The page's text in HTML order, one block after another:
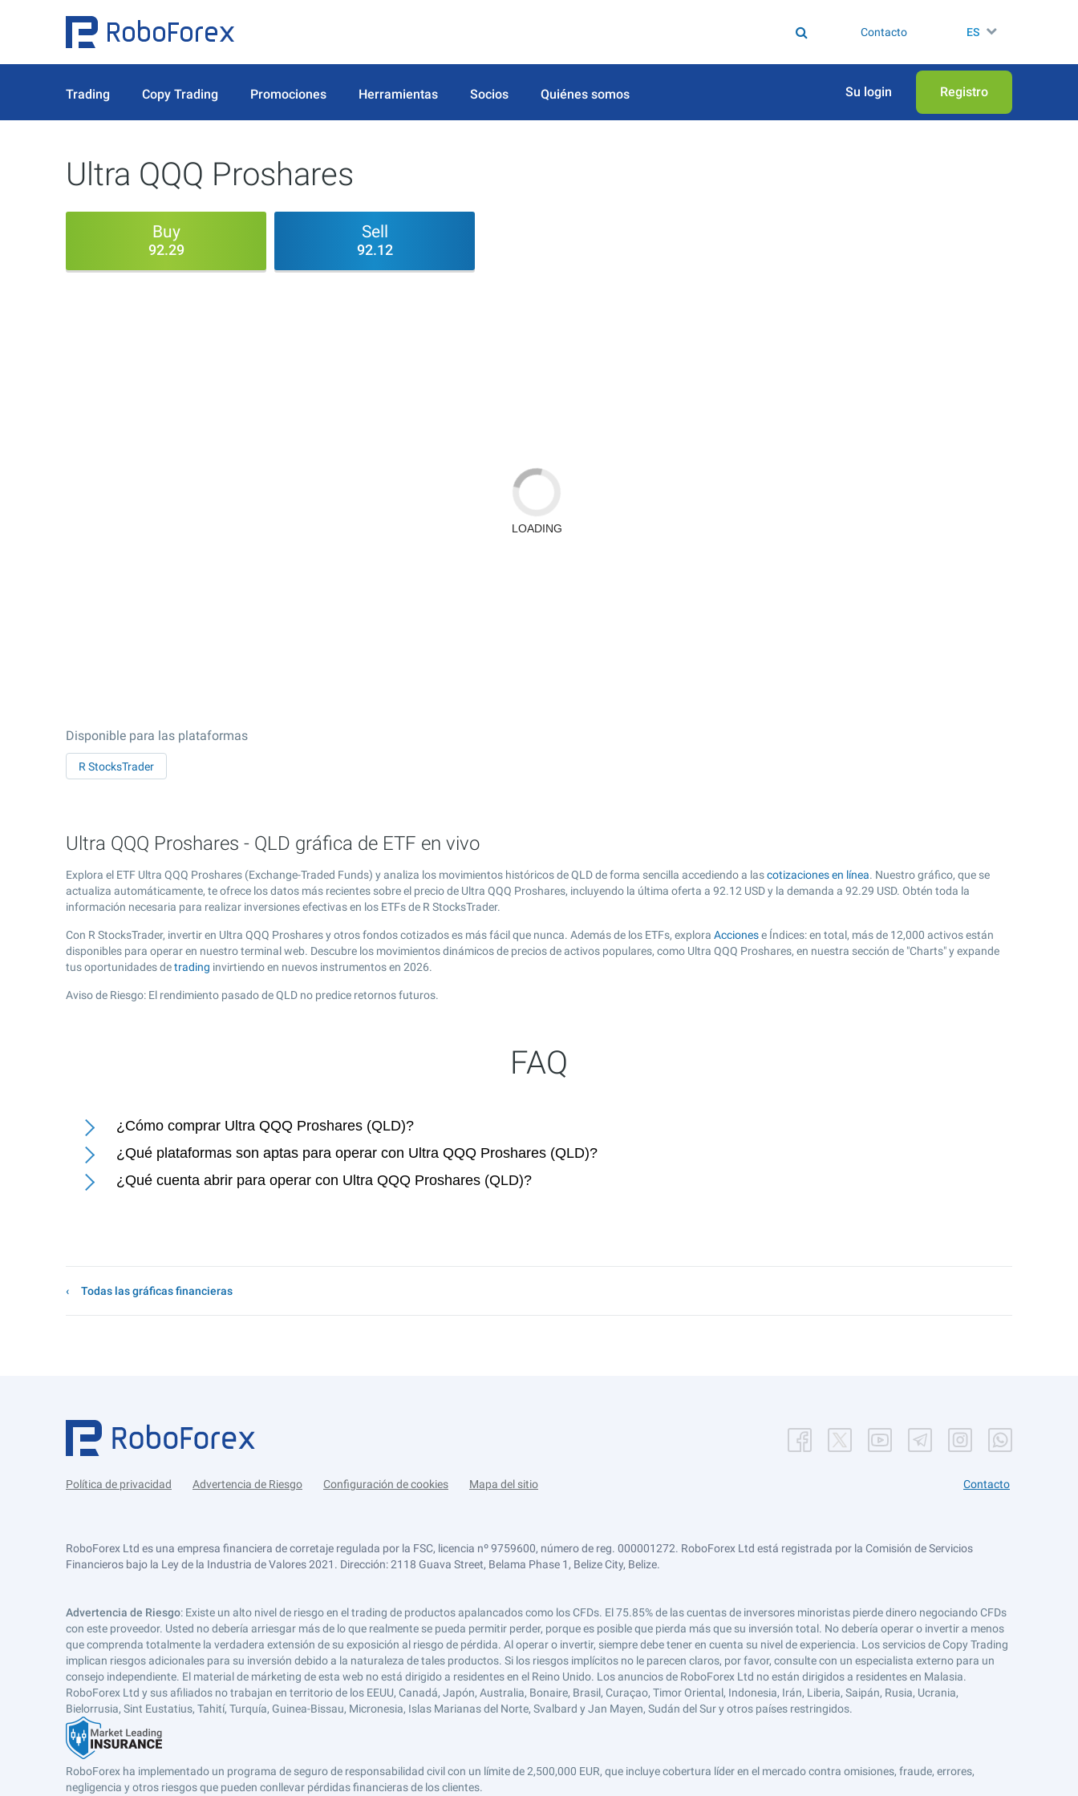
Contacto ES
Trading Copy Trading Promociones Herramientas Socios Quiénes somos Su login Registro
Ultra QQQ Proshares
Buy
92.29
Sell
92.12
Disponible para las plataformas
R StocksTrader
Ultra QQQ Proshares - QLD gráfica de ETF en vivo
Explora el ETF Ultra QQQ Proshares (Exchange-Traded Funds) y analiza los movimientos históricos de QLD de forma sencilla accediendo a lascotizaciones en línea. Nuestro gráfico, que se
actualiza automáticamente, te ofrece los datos más recientes sobre el precio de Ultra QQQ Proshares, incluyendo la última oferta a 92.12 USD y la demanda a 92.29 USD. Obtén toda la
información necesaria para realizar inversiones efectivas en los ETFs de R StocksTrader.
Con R StocksTrader, invertir en Ultra QQQ Proshares y otros fondos cotizados es más fácil que nunca. Además de los ETFs, explora Accionese Índices: en total, más de 12,000 activos están
disponibles para operar en nuestro terminal web. Descubre los movimientos dinámicos de precios de activos populares, como Ultra QQQ Proshares, en nuestra sección de "Charts" y expande
tus oportunidades detrading invirtiendo en nuevos instrumentos en 2026.
Aviso de Riesgo: El rendimiento pasado de QLD no predice retornos futuros.
FAQ
¿Cómo comprar Ultra QQQ Proshares (QLD)?
¿Qué plataformas son aptas para operar con Ultra QQQ Proshares (QLD)?
¿Qué cuenta abrir para operar con Ultra QQQ Proshares (QLD)?
Todas las gráficas financieras
Política de privacidad Advertencia de Riesgo Configuración de cookies Mapa del sitio Contacto
RoboForex Ltd es una empresa financiera de corretaje regulada por la FSC, licencia nº 9759600, número de reg. 000001272. RoboForex Ltd está registrada por la Comisión de Servicios
Financieros bajo la Ley de la Industria de Valores 2021. Dirección: 2118 Guava Street, Belama Phase 1, Belize City, Belize.
Advertencia de Riesgo: Existe un alto nivel de riesgo en el trading de productos apalancados como los CFDs. El 75.85% de las cuentas de inversores minoristas pierde dinero negociando CFDs
con este proveedor. Usted no debería arriesgar más de lo que realmente se pueda permitir perder, porque es posible que pierda más que su inversión total. No debería operar o invertir a menos
que comprenda totalmente la verdadera extensión de su exposición al riesgo de pérdida. Al operar o invertir, siempre debe tener en cuenta su nivel de experiencia. Los servicios de Copy Trading
implican riesgos adicionales para su inversión debido a la naturaleza de tales productos. Si los riesgos implícitos no le parecen claros, por favor, consulte con un especialista externo para un
consejo independiente. El material de márketing de esta web no está dirigido a residentes en el Reino Unido. Los anuncios de RoboForex Ltd no están dirigidos a residentes en Malasia.
RoboForex Ltd y sus afiliados no trabajan en territorio de los EEUU, Canadá, Japón, Australia, Bonaire, Brasil, Curaçao, Timor Oriental, Indonesia, Irán, Liberia, Saipán, Rusia, Ucrania,
Bielorrusia, Sint Eustatius, Tahití, Turquía, Guinea-Bissau, Micronesia, Islas Marianas del Norte, Svalbard y Jan Mayen, Sudán del Sur y otros países restringidos.
RoboForex ha implementado un programa de seguro de responsabilidad civil con un límite de 2,500,000 EUR, que incluye cobertura líder en el mercado contra omisiones, fraude, errores,
negligencia y otros riesgos que pueden conllevar pérdidas financieras de los clientes.